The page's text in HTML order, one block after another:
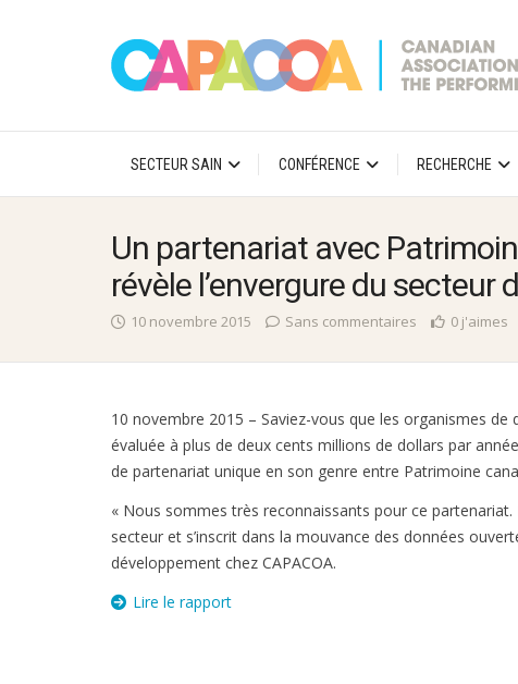
SECTEUR SAIN CONFÉRENCE RECHERCHE
Un partenariat avec
révèle l’envergure du secteur
10 novembre 2015 Sans commentaires 0 j'aimes
10 novembre 2015 – Saviez-vous que les organismes
évaluée à plus de deux cents millions de dollars par
de partenariat unique en son genre entre Patrimoine
« Nous sommes très reconnaissants pour ce
secteur et s’inscrit dans la mouvance des données
développement chez CAPACOA.
Lire le rapport